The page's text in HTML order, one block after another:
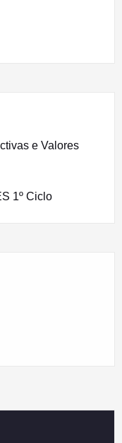
e Valores
1º Ciclo